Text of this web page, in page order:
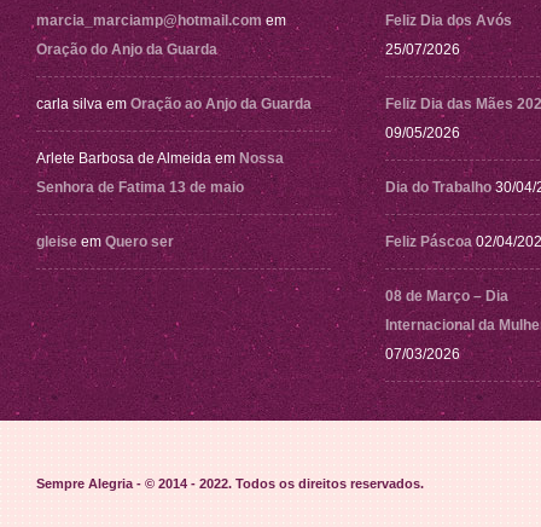
marcia_marciamp@hotmail.com em
Oração do Anjo da Guarda
carla silva em Oração ao Anjo da Guarda
Arlete Barbosa de Almeida em Nossa
Senhora de Fatima 13 de maio
gleise em Quero ser
Feliz Dia dos Avós
25/07/2026
Feliz Dia das Mães
09/05/2026
Dia do Trabalho 30/04/
Feliz Páscoa 02/04/
08 de Março – Dia
Internacional da
07/03/2026
Sempre Alegria - © 2014 - 2022. Todos os direitos reservados.